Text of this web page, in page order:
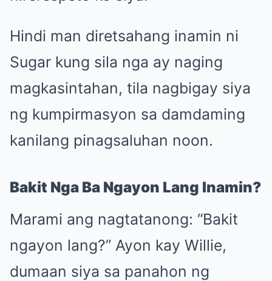
Hindi man diretsahang inamin ni
Sugar kung sila nga ay naging
magkasintahan, tila nagbigay siya
ng kumpirmasyon sa damdaming
kanilang pinagsaluhan noon.
Bakit Nga Ba Ngayon Lang Inamin?
Marami ang nagtatanong: “Bakit
ngayon lang?” Ayon kay Willie,
dumaan siya sa panahon ng